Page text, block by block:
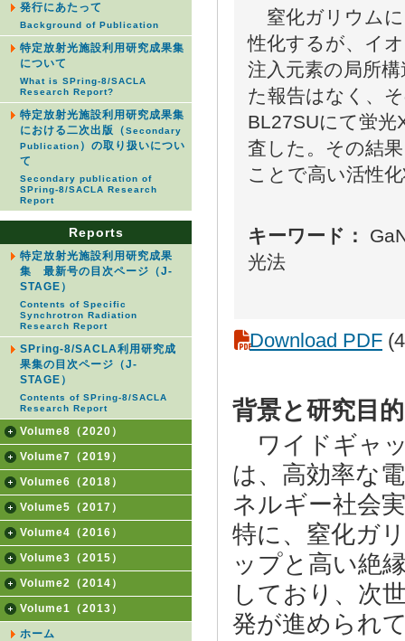
発行にあたって
Background of Publication
特定放射光施設利用研究成果集
について
What is SPring-8/SACLA
Research Report?
特定放射光施設利用研究成果集
における二次出版（Secondary
Publication ）の取り扱いについ
て
Secondary publication of
SPring-8/SACLA Research
Report
Reports
特定放射光施設利用研究成果
集 最新号の目次ページ（J-
STAGE）
Contents of Specific
Synchrotron Radiation
Research Report
SPring-8/SACLA利用研究成
果集の目次ページ（J-
STAGE）
Contents of SPring-8/SACLA
Research Report
Volume8（2020）
Volume7（2019）
Volume6（2018）
Volume5（2017）
Volume4（2016）
Volume3（2015）
Volume2（2014）
Volume1（2013）
ホーム
窒化ガリウムに
性化するが、イ
注入元素の局所
た報告はなく、
BL27SUにて蛍光
査した。その結
ことで高い活性
キーワード：
光法
Download PDF
背景と研究目
ワイドギャ
は、高効率な
ネルギー社会
特に、窒化ガ
ップと高い絶
しており、次
発が進められ